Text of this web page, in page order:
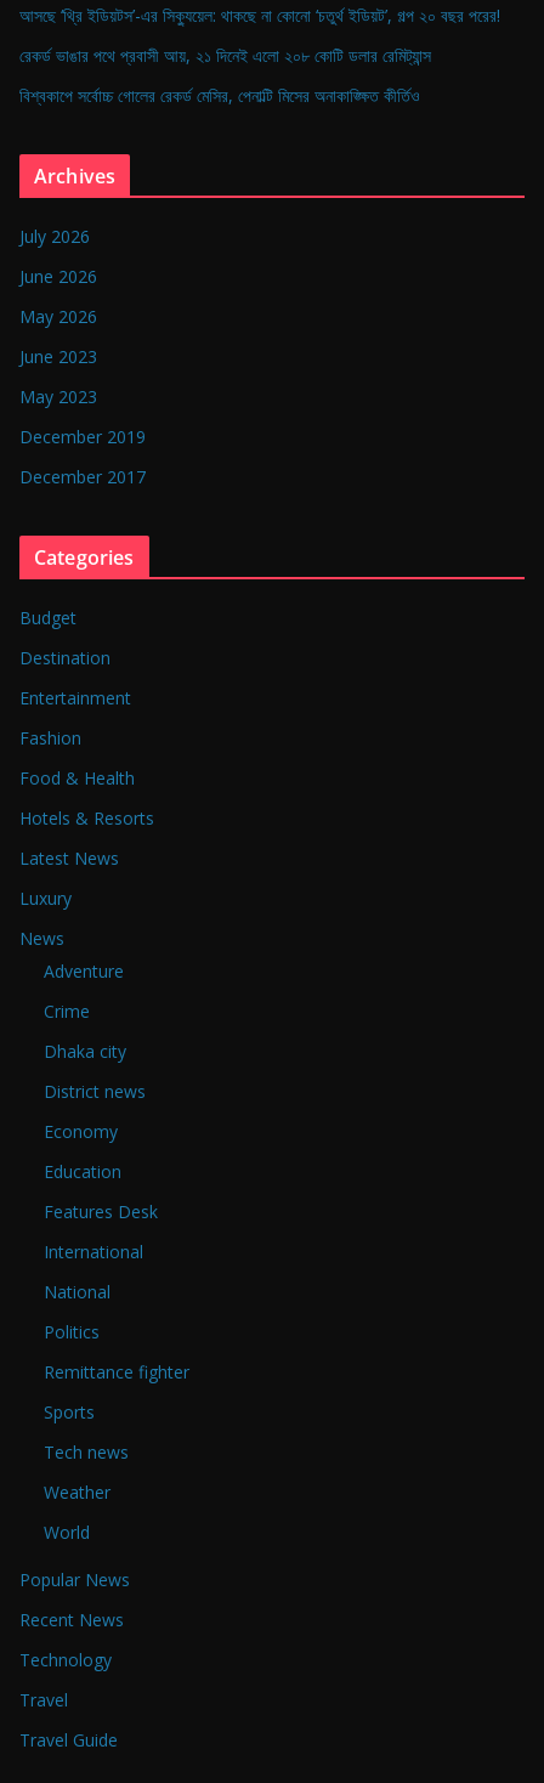
আসছে ‘থ্রি ইডিয়টস’-এর সিক্যুয়েল: থাকছে না কোনো ‘চতুর্থ ইডিয়ট’, গল্প ২০ বছর পরের!
রেকর্ড ভাঙার পথে প্রবাসী আয়, ২১ দিনেই এলো ২০৮ কোটি ডলার রেমিট্যান্স
বিশ্বকাপে সর্বোচ্চ গোলের রেকর্ড মেসির, পেনাল্টি মিসের অনাকাঙ্ক্ষিত কীর্তিও
Archives
July 2026
June 2026
May 2026
June 2023
May 2023
December 2019
December 2017
Categories
Budget
Destination
Entertainment
Fashion
Food & Health
Hotels & Resorts
Latest News
Luxury
News
Adventure
Crime
Dhaka city
District news
Economy
Education
Features Desk
International
National
Politics
Remittance fighter
Sports
Tech news
Weather
World
Popular News
Recent News
Technology
Travel
Travel Guide